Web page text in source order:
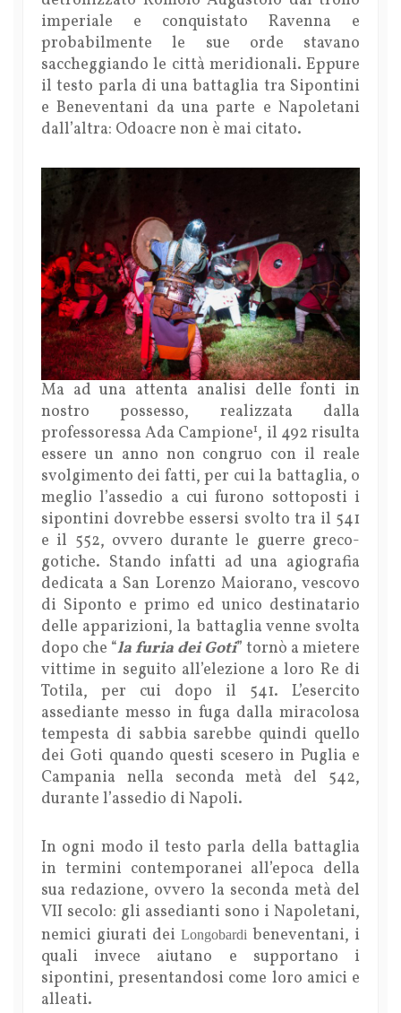
imperiale e conquistato Ravenna e
probabilmente le sue orde stavano
saccheggiando le città meridionali. Eppure
il testo parla di una battaglia tra Sipontini
e Beneventani da una parte e Napoletani
dall’altra: Odoacre non è mai citato.
Ma ad una attenta analisi delle fonti in
nostro possesso, realizzata dalla
professoressa Ada Campione1, il 492 risulta
essere un anno non congruo con il reale
svolgimento dei fatti, per cui la battaglia, o
meglio l’assedio a cui furono sottoposti i
sipontini dovrebbe essersi svolto tra il 541
e il 552, ovvero durante le guerre greco-
gotiche. Stando infatti ad una agiografia
dedicata a San Lorenzo Maiorano, vescovo
di Siponto e primo ed unico destinatario
delle apparizioni, la battaglia venne svolta
dopo che “la furia dei Goti” tornò a mietere
vittime in seguito all’elezione a loro Re di
Totila, per cui dopo il 541. L’esercito
assediante messo in fuga dalla miracolosa
tempesta di sabbia sarebbe quindi quello
dei Goti quando questi scesero in Puglia e
Campania nella seconda metà del 542,
durante l’assedio di Napoli.
In ogni modo il testo parla della battaglia
in termini contemporanei all’epoca della
sua redazione, ovvero la seconda metà del
VII secolo: gli assedianti sono i Napoletani,
nemici giurati dei Longobardi beneventani, i
quali invece aiutano e supportano i
sipontini, presentandosi come loro amici e
alleati.